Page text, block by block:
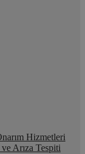
Hizmetleri
Arıza Tespiti